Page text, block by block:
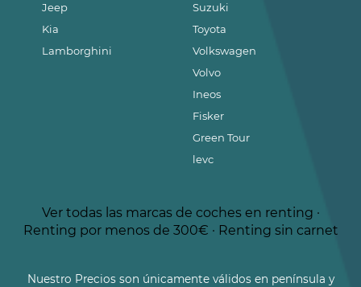
Jeep
Kia
Lamborghini
Suzuki
Toyota
Volkswagen
Volvo
Ineos
Fisker
Green Tour
levc
Ver todas las marcas de coches en renting ·
Renting por menos de 300€ · Renting sin carnet
Nuestro Precios son únicamente válidos en península y